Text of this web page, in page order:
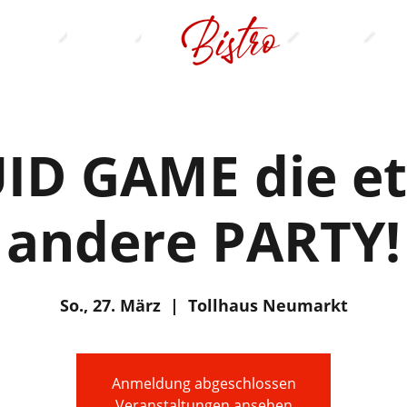
GAME die
andere PARTY!
So., 27. März
  |
Tollhaus Neumarkt
Anmeldung abgeschlossen